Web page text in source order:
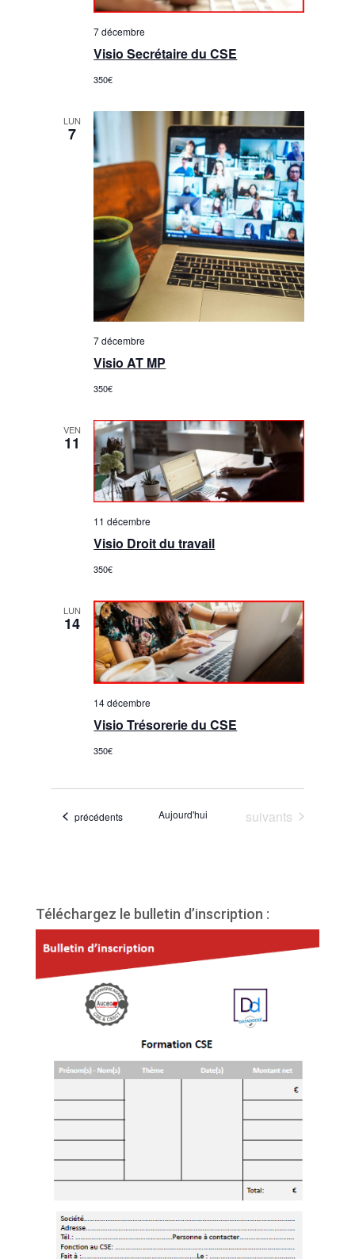
7 décembre
Visio Secrétaire du CSE
350€
LUN
7
7 décembre
Visio AT MP
350€
VEN
11
11 décembre
Visio Droit du travail
350€
LUN
14
14 décembre
Visio Trésorerie du CSE
350€
Évènements
précédents Aujourd'hui Évènements
suivants
Téléchargez le bulletin d’inscription :